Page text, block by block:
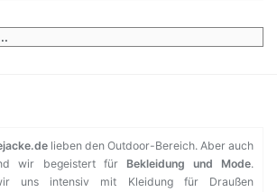
lieben den Outdoor-Bereich. Aber auch
wir begeistert für Bekleidung und Mode.
uns intensiv mit Kleidung für Draußen